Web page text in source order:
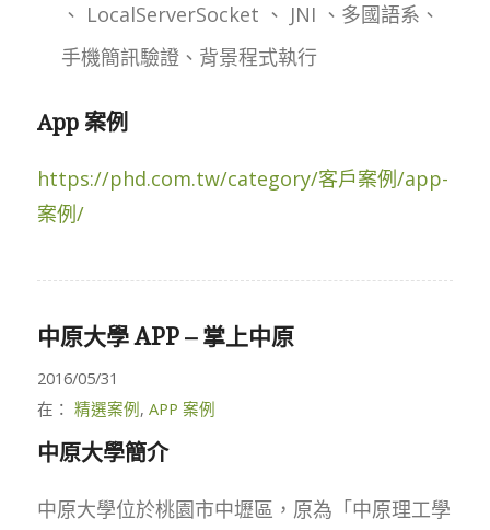
、 LocalServerSocket 、 JNI 、多國語系、
手機簡訊驗證、背景程式執行
App 案例
https://phd.com.tw/category/客戶案例/app-
案例/
中原大學 APP – 掌上中原
2016/05/31
在： 精選案例, APP 案例
中原大學簡介
中原大學位於桃園市中壢區，原為「中原理工學